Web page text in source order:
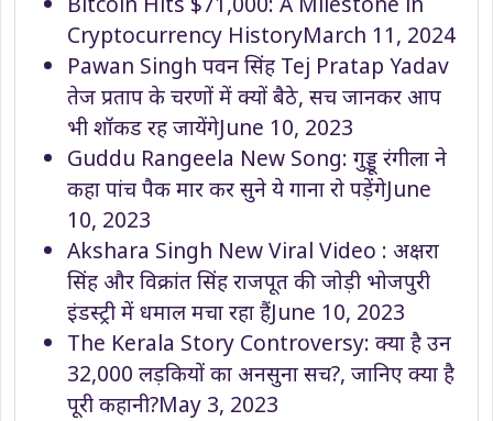
Cryptocurrency HistoryMarch 11, 2024
Pawan Singh पवन सिंह Tej Pratap Yadav
तेज प्रताप के चरणों में क्यों बैठे, सच जानकर आप
भी शॉकड रह जायेंगेJune 10, 2023
Guddu Rangeela New Song: गुड्डू रंगीला ने
कहा पांच पैक मार कर सुने ये गाना रो पड़ेंगेJune
10, 2023
Akshara Singh New Viral Video : अक्षरा
सिंह और विक्रांत सिंह राजपूत की जोड़ी भोजपुरी
इंडस्ट्री में धमाल मचा रहा हैंJune 10, 2023
The Kerala Story Controversy: क्या है उन
32,000 लड़कियों का अनसुना सच?, जानिए क्या है
पूरी कहानी?May 3, 2023